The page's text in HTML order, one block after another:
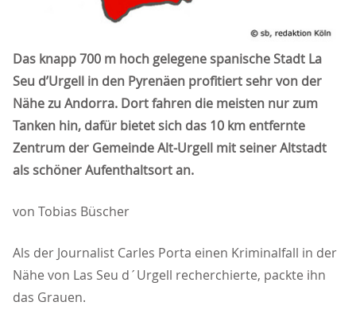
Das knapp 700 m hoch gelegene spanische Stadt La
Seu d’Urgell in den Pyrenäen profitiert sehr von der
Nähe zu Andorra. Dort fahren die meisten nur zum
Tanken hin, dafür bietet sich das 10 km entfernte
Zentrum der Gemeinde Alt-Urgell mit seiner Altstadt
als schöner Aufenthaltsort an.
von Tobias Büscher
Als der Journalist Carles Porta einen Kriminalfall in der
Nähe von Las Seu d´Urgell recherchierte, packte ihn
das Grauen.